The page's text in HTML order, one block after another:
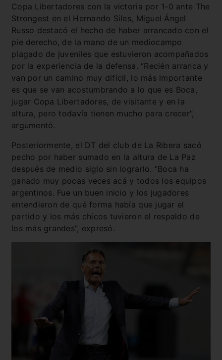
Copa Libertadores con la victoria por 1-0 ante The
Strongest en el Hernando Siles, Miguel Ángel
Russo destacó el hecho de haber arrancado con el
pie derecho, de la mano de un mediocampo
plagado de juveniles que estuvieron acompañados
por la experiencia de la defensa. “Recién arranca y
van por un camino muy difícil, lo más importante
es que se van acostumbrando a lo que es Boca,
jugar Copa Libertadores, de visitante y en la
altura, pero todavía tienen mucho para crecer”,
argumentó.
Posteriormente, el DT del club de La Ribera sacó
pecho por haber sumado en la altura de La Paz
después de medio siglo sin lograrlo. “Boca ha
ganado muy pocas veces acá y todos los equipos
argentinos. Fue un buen inicio y los jugadores
entendieron de qué forma había que jugar el
partido y los más chicos tuvieron el respaldo de
los más grandes”, expresó.